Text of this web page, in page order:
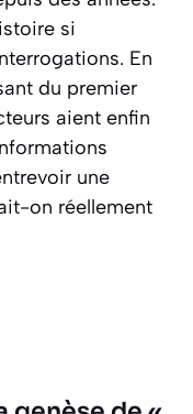
si
En
du premier
aient enfin
une
on réellement